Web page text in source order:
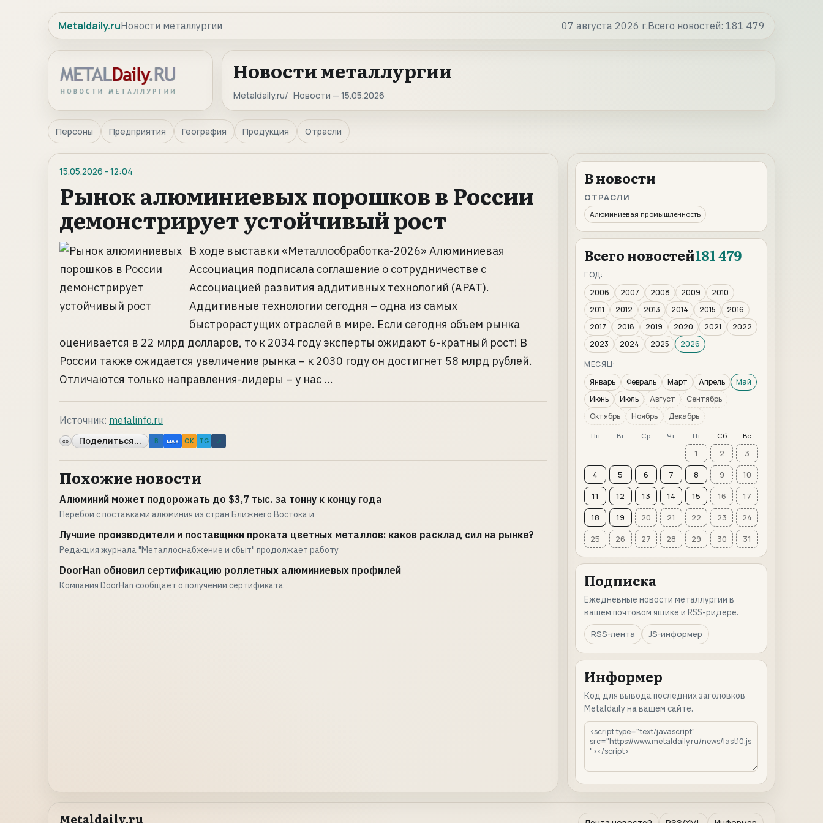
Metaldaily.ruНовости металлургии 07 августа 2026 г.Всего новостей: 181 479
Новости металлургии
Metaldaily.ru Новости — 15.05.2026
Персоны Предприятия География Продукция Отрасли
15.05.2026 - 12:04
Рынок алюминиевых порошков в России
демонстрирует устойчивый рост
В ходе выставки «Металлообработка-2026» Алюминиевая
Ассоциация подписала соглашение о сотрудничестве с
Ассоциацией развития аддитивных технологий (АРАТ).
Аддитивные технологии сегодня – одна из самых
быстрорастущих отраслей в мире. Если сегодня объем рынка
оценивается в 22 млрд долларов, то к 2034 году эксперты ожидают 6-кратный рост! В
России также ожидается увеличение рынка – к 2030 году он достигнет 58 млрд рублей.
Отличаются только направления-лидеры – у нас ...
Источник: metalinfo.ru
«» Поделиться... B MAX OK TG ↗
Похожие новости
Алюминий может подорожать до $3,7 тыс. за тонну к концу года
Перебои с поставками алюминия из стран Ближнего Востока и
Лучшие производители и поставщики проката цветных металлов: каков расклад сил на рынке?
Редакция журнала "Металлоснабжение и сбыт" продолжает работу
DoorHan обновил сертификацию роллетных алюминиевых профилей
Компания DoorHan сообщает о получении сертификата
В новости
ОТРАСЛИ
Алюминиевая промышленность
Всего новостей181 479
ГОД:
2006
2007 2008 2009
2010
2011
2012 2013 2014 2015
2016
2017
2018 2019 2020 2021
2022
2023
2024 2025
2026
МЕСЯЦ:
Январь
Февраль Март Апрель
Май
Июнь
Июль Август
Сентябрь
Октябрь
Ноябрь Декабрь
Пн Вт Ср Чт Пт Сб Вс
1 2
3
4
5 6 7 8 9
10
11
12 13 14 15 16
17
18
19 20 21 22 23
24
25
26 27 28 29 30 31
Подписка
Ежедневные новости металлургии в
вашем почтовом ящике и RSS-ридере.
RSS-лента
JS-информер
Информер
Код для вывода последних заголовков
Metaldaily на вашем сайте.
Metaldaily.ru